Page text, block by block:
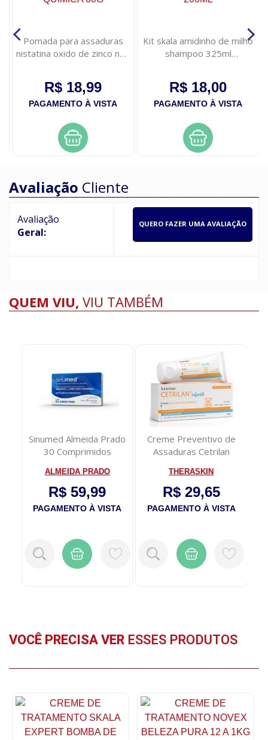
Pomada para assaduras
nistatina oxido de zinco neo
R$ 18,99
PAGAMENTO À VISTA
Kit skala amidinho de milho
shampoo 325ml
R$ 18,00
PAGAMENTO À VISTA
Avaliação Cliente
Avaliação
Geral:
QUERO FAZER UMA AVALIAÇÃO
QUEM VIU, VIU TAMBÉM
Sinumed Almeida Prado
30 Comprimidos
ALMEIDA PRADO
R$ 59,99
PAGAMENTO À VISTA
Creme Preventivo de
Assaduras Cetrilan
THERASKIN
R$ 29,65
PAGAMENTO À VISTA
VOCÊ PRECISA VER ESSES PRODUTOS